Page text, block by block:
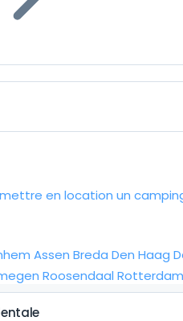
en location un
Assen Breda Den Haag
Roosendaal Rotterdam